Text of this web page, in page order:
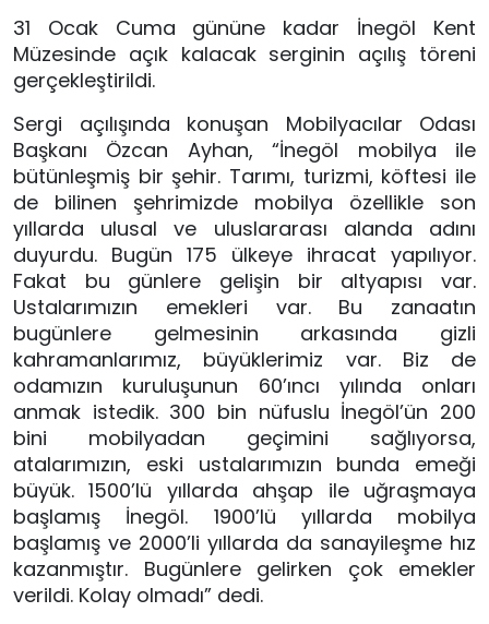
31 Ocak Cuma gününe kadar İnegöl Kent
Müzesinde açık kalacak serginin açılış töreni
gerçekleştirildi.
Sergi açılışında konuşan Mobilyacılar Odası
Başkanı Özcan Ayhan, “İnegöl mobilya ile
bütünleşmiş bir şehir. Tarımı, turizmi, köftesi ile
de bilinen şehrimizde mobilya özellikle son
yıllarda ulusal ve uluslararası alanda adını
duyurdu. Bugün 175 ülkeye ihracat yapılıyor.
Fakat bu günlere gelişin bir altyapısı var.
Ustalarımızın emekleri var. Bu zanaatın
bugünlere gelmesinin arkasında gizli
kahramanlarımız, büyüklerimiz var. Biz de
odamızın kuruluşunun 60’ıncı yılında onları
anmak istedik. 300 bin nüfuslu İnegöl’ün 200
bini mobilyadan geçimini sağlıyorsa,
atalarımızın, eski ustalarımızın bunda emeği
büyük. 1500’lü yıllarda ahşap ile uğraşmaya
başlamış İnegöl. 1900’lü yıllarda mobilya
başlamış ve 2000’li yıllarda da sanayileşme hız
kazanmıştır. Bugünlere gelirken çok emekler
verildi. Kolay olmadı” dedi.